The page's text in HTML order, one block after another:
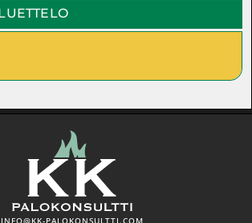
INFO@KK-PALOKONSULTTI.COM